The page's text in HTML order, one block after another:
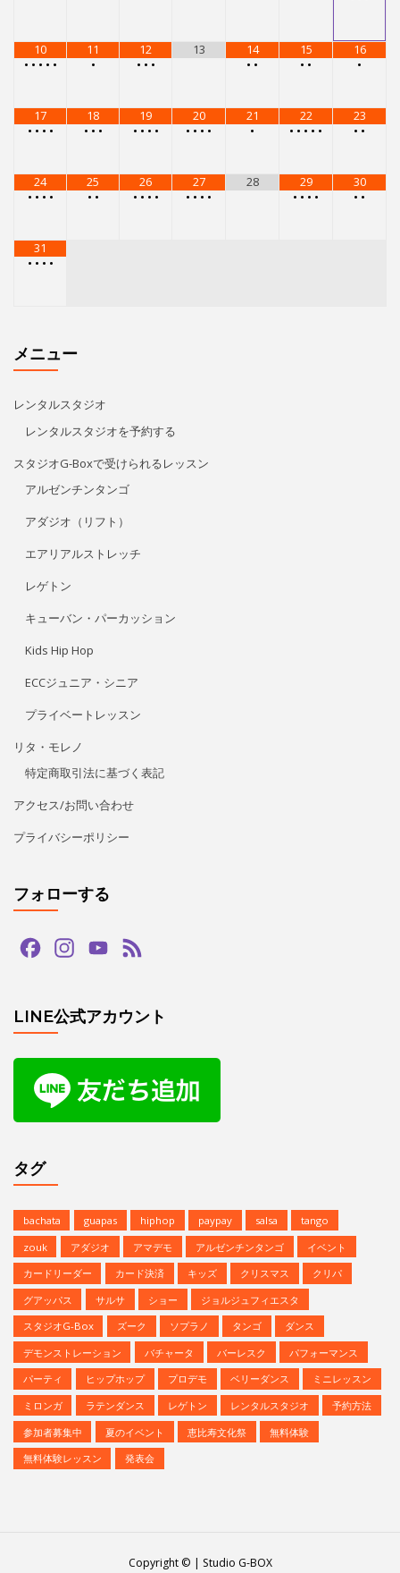
10
• • • • •
11
•
12
• • •
13
14
• •
15
• •
16
•
17
• • • •
18
• • •
19
• • • •
20
• • • •
21
•
22
• • • • •
23
• •
24
• • • •
25
• •
26
• • • •
27
• • • •
28
29
• • • •
30
• •
31
• • • •
メニュー
レンタルスタジオ
レンタルスタジオを予約する
スタジオG-Boxで受けられるレッスン
アルゼンチンタンゴ
アダジオ（リフト）
エアリアルストレッチ
レゲトン
キューバン・パーカッション
Kids Hip Hop
ECCジュニア・シニア
プライベートレッスン
リタ・モレノ
特定商取引法に基づく表記
アクセス/お問い合わせ
プライバシーポリシー
フォローする
FacebookInstagramYouTube
LINE公式アカウント
タグ
bachata guapas hiphop paypay salsa
tango
zouk
アダジオ アマデモ アルゼンチンタンゴ
イベント
カードリーダー
カード決済 キッズ クリスマス
クリパ
グアッパス
サルサ ショー
ジョルジュフィエスタ
スタジオG-Box
ズーク ソプラノ タンゴ
ダンス
デモンストレーション
バチャータ バーレスク
パフォーマンス
パーティ
ヒップホップ プロデモ ベリーダンス
ミニレッスン
ミロンガ
ラテンダンス レゲトン レンタルスタジオ
予約方法
参加者募集中
夏のイベント 恵比寿文化祭
無料体験
無料体験レッスン
発表会
Copyright © | Studio G-BOX